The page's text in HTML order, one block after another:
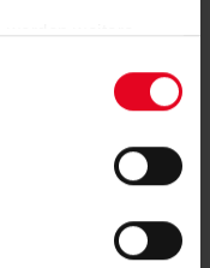
werden weitere
oder
Klicken auf den
und der
Zwecke gem. §
DSGVO zu. Sie